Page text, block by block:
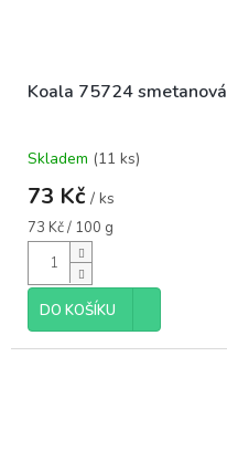
Koala 75724 smetanová
Skladem (11 ks)
73 Kč / ks
Měrná
cena:
73 Kč / 100 g
DO KOŠÍKU